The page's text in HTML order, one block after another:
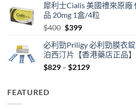
was:
$600.
is:
$480.
犀利士Cialis 美國禮來原廠
品 20mg 1盒/4粒
$400 Original
was:
$400.
$399Current
is:
$399.
必利勁Priligy 必利勁膜衣
泊西汀片【香港藥店正品】
$829 – $2129Price
FEATURED